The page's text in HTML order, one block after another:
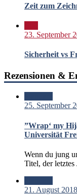
Zeit zum
23. September
Sicherheit vs
Rezensionen &
25. September
”Wrap‘ my
Universität
Wenn du jung
Titel, der
21. August 2018